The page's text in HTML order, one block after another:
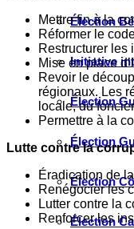
Élection
Initiative
Élection
Élection
Élection
Élection
Mettre fin à la
Réformer le
Restructurer les
Mise en place
Revoir le
régionaux. Les
locale, du
Permettre à la
Lutte contre la
Éradication de
Renégocier les
Lutter contre la
Renforcer les